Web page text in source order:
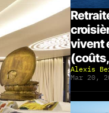
vivent
Alexis
Mar 20,